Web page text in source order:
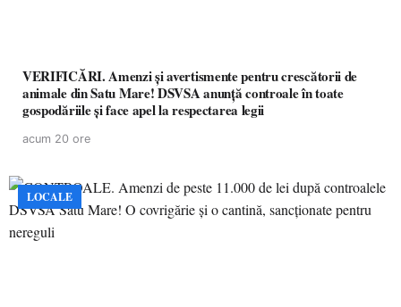
VERIFICĂRI. Amenzi și avertismente pentru crescătorii de
animale din Satu Mare! DSVSA anunță controale în toate
gospodăriile și face apel la respectarea legii
acum 20 ore
LOCALE